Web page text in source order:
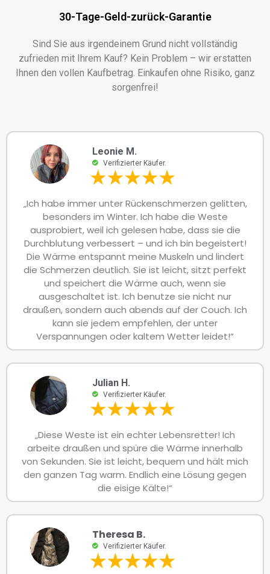
30-Tage-Geld-zurück-Garantie
Sind Sie aus irgendeinem Grund nicht vollständig
zufrieden mit Ihrem Kauf? Kein Problem – wir erstatten
Ihnen den vollen Kaufbetrag. Einkaufen ohne Risiko, ganz
sorgenfrei!
Leonie M.
Verifizierter Käufer.
„Ich habe immer unter Rückenschmerzen gelitten,
besonders im Winter. Ich habe die Weste
ausprobiert, weil ich gelesen habe, dass sie die
Durchblutung verbessert – und ich bin begeistert!
Die Wärme entspannt meine Muskeln und lindert
die Schmerzen deutlich. Sie ist leicht, sitzt perfekt
und speichert die Wärme auch, wenn sie
ausgeschaltet ist. Ich benutze sie nicht nur
draußen, sondern auch abends auf der Couch. Ich
kann sie jedem empfehlen, der unter
Verspannungen oder kaltem Wetter leidet!“
Julian H.
Verifizierter Käufer.
„Diese Weste ist ein echter Lebensretter! Ich
arbeite draußen und spüre die Wärme innerhalb
von Sekunden. Sie ist leicht, bequem und hält mich
den ganzen Tag warm. Endlich eine Lösung gegen
die eisige Kälte!“
Theresa B.
Verifizierter Käufer.